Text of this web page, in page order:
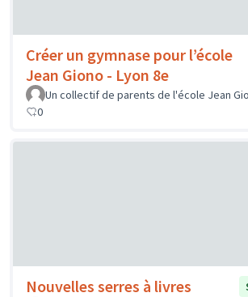
Créer un gymnase pour l’école
Jean Giono - Lyon 8e
Un collectif de parents de l'école Jean
0
Nouvelles serres à livres